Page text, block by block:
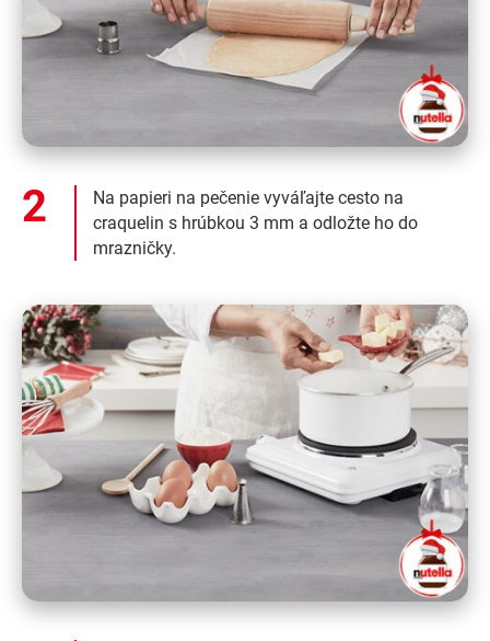
Na papieri na pečenie vyváľajte cesto na
craquelin s hrúbkou 3 mm a odložte ho do
mrazničky.